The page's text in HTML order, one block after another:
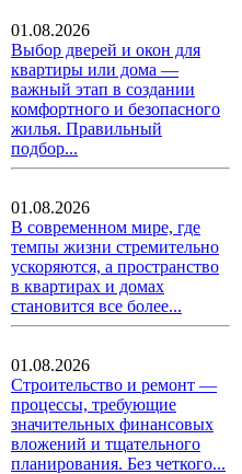
01.08.2026
Выбор дверей и окон для
квартиры или дома —
важный этап в создании
комфортного и безопасного
жилья. Правильный
подбор...
01.08.2026
В современном мире, где
темпы жизни стремительно
ускоряются, а пространство
в квартирах и домах
становится все более...
01.08.2026
Строительство и ремонт —
процессы, требующие
значительных финансовых
вложений и тщательного
планирования. Без четкого...